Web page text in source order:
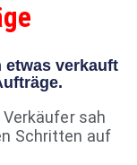
etwas verkauft
sah
Schritten auf